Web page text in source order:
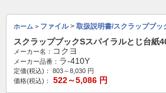
ホーム > ファイル> 取扱説明書/スクラップブッ
スクラップブックSスパイラルとじ台
メーカー名： コクヨ
メーカー品番： ラ-410Y
定価(税込)： 803～8,030 円
価格(税込)：
522～5,086 円